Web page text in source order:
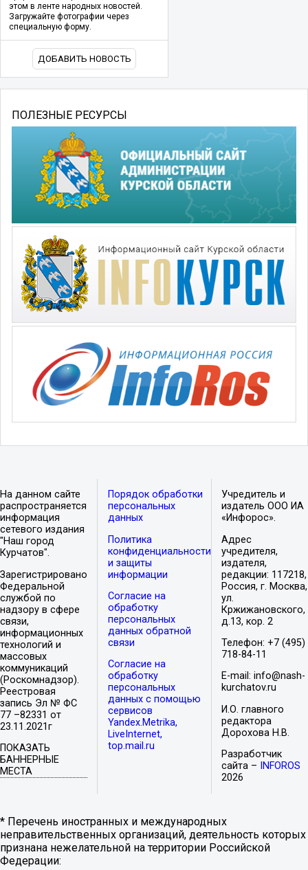
этом в ленте народных новостей.
Загружайте фотографии через
специальную форму.
ДОБАВИТЬ НОВОСТЬ
ПОЛЕЗНЫЕ РЕСУРСЫ
На данном сайте
распространяется
информация
сетевого издания
"Наш город
Курчатов".
Зарегистрировано
Федеральной
службой по
надзору в сфере
связи,
информационных
технологий и
массовых
коммуникаций
(Роскомнадзор).
Реестровая
запись Эл № ФС
77 –82331 от
23.11.2021г
ПОКАЗАТЬ
БАННЕРНЫЕ
МЕСТА
Порядок обработки
персональных
данных
Политика
конфиденциальности
и защиты
информации
Согласие на
обработку
персональных
данных обратной
связи
Согласие на
обработку
персональных
данных с помощью
сервисов
Yandex.Metrika,
LiveInternet,
top.mail.ru
Учредитель и
издатель ООО ИА
«Инфорос».
Адрес
учредителя,
издателя,
редакции: 117218,
Россия, г. Москва,
ул.
Кржижановского,
д.13, кор. 2
Телефон: +7 (495)
718-84-11
E-mail: info@nash-
kurchatov.ru
И.О. главного
редактора
Дорохова Н.В.
Разработчик
сайта –
INFOROS
2026
* Перечень иностранных и международных
неправительственных организаций, деятельность которых
признана нежелательной на территории Российской
Федерации: